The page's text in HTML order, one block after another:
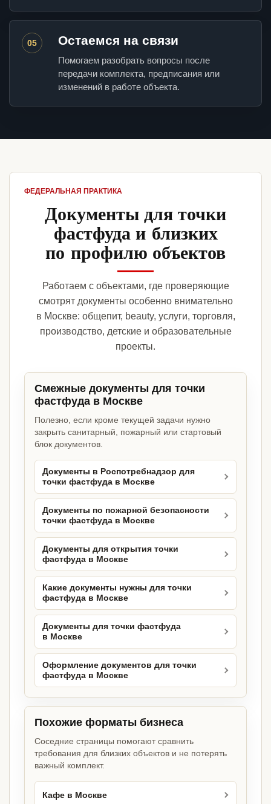
05 Остаемся на связи
Помогаем разобрать вопросы после
передачи комплекта, предписания или
изменений в работе объекта.
ФЕДЕРАЛЬНАЯ ПРАКТИКА
Документы для точки
фастфуда и близких
по профилю объектов
Работаем с объектами, где проверяющие
смотрят документы особенно внимательно
в Москве: общепит, beauty, услуги, торговля,
производство, детские и образовательные
проекты.
Смежные документы для точки
фастфуда в Москве
Полезно, если кроме текущей задачи нужно
закрыть санитарный, пожарный или стартовый
блок документов.
Документы в Роспотребнадзор для
точки фастфуда в Москве
Документы по пожарной безопасности
точки фастфуда в Москве
Документы для открытия точки
фастфуда в Москве
Какие документы нужны для точки
фастфуда в Москве
Документы для точки фастфуда
в Москве
Оформление документов для точки
фастфуда в Москве
Похожие форматы бизнеса
Соседние страницы помогают сравнить
требования для близких объектов и не потерять
важный комплект.
Кафе в Москве